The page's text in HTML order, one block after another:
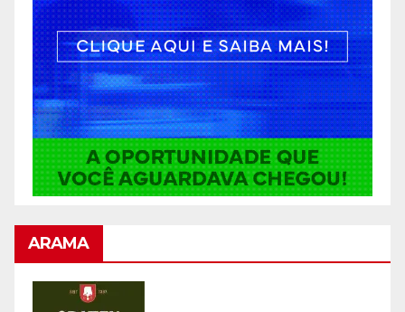
ARAMA